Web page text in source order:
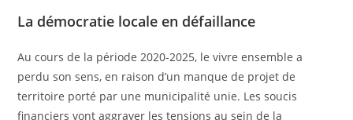
La démocratie locale en défaillance
Au cours de la période 2020-2025, le vivre ensemble a
perdu son sens, en raison d’un manque de projet de
territoire porté par une municipalité unie. Les soucis
financiers vont aggraver les tensions au sein de la